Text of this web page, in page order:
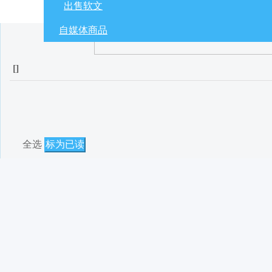
出售软文
自媒体商品
[]
全选 标为已读